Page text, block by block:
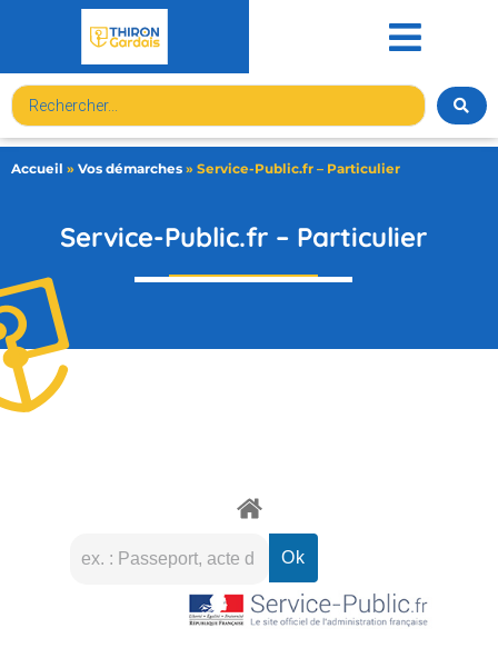
Accueil » Vos démarches » Service-Public.fr – Particulier
Service-Public.fr – Particulier